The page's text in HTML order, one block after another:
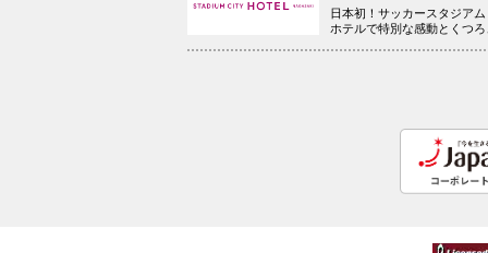
日本初！サッカースタジア
ホテルで特別な感動とくつ